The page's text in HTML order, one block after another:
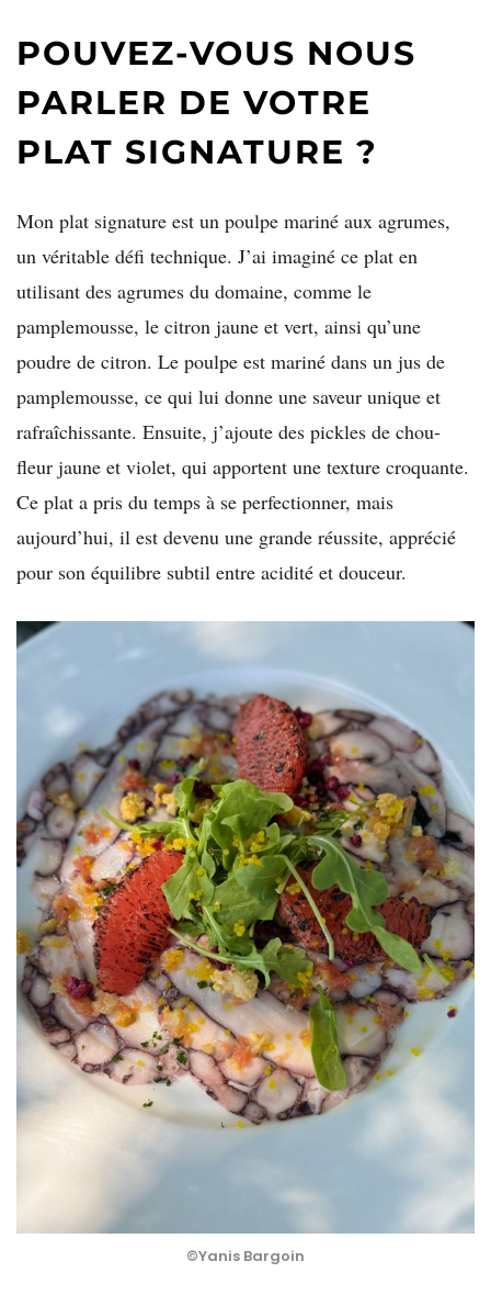
POUVEZ-VOUS NOUS
PARLER DE VOTRE
PLAT SIGNATURE ?
Mon plat signature est un poulpe mariné aux agrumes,
un véritable défi technique. J’ai imaginé ce plat en
utilisant des agrumes du domaine, comme le
pamplemousse, le citron jaune et vert, ainsi qu’une
poudre de citron. Le poulpe est mariné dans un jus de
pamplemousse, ce qui lui donne une saveur unique et
rafraîchissante. Ensuite, j’ajoute des pickles de chou-
fleur jaune et violet, qui apportent une texture croquante.
Ce plat a pris du temps à se perfectionner, mais
aujourd’hui, il est devenu une grande réussite, apprécié
pour son équilibre subtil entre acidité et douceur.
©Yanis Bargoin